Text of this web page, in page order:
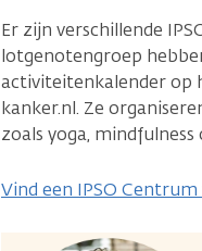
Er zijn verschillende
lotgenotengroep
activiteitenkalender op
kanker.nl. Ze
zoals yoga, mindfulness
Vind een IPSO